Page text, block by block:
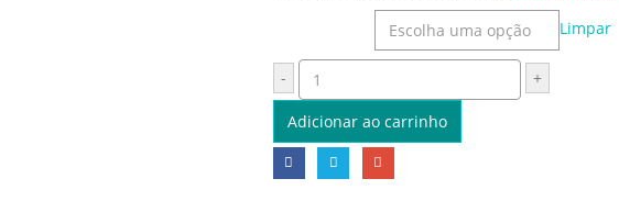
Limpar
- +
Adicionar ao carrinho